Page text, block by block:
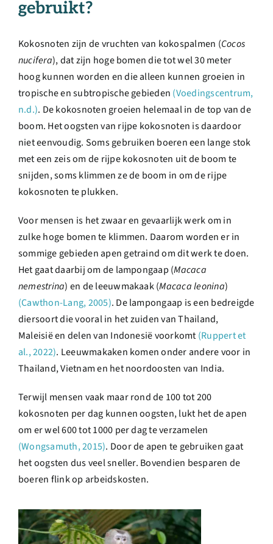
gebruikt?
Kokosnoten zijn de vruchten van kokospalmen (Cocos
nucifera), dat zijn hoge bomen die tot wel 30 meter
hoog kunnen worden en die alleen kunnen groeien in
tropische en subtropische gebieden (Voedingscentrum,
n.d.). De kokosnoten groeien helemaal in de top van de
boom. Het oogsten van rijpe kokosnoten is daardoor
niet eenvoudig. Soms gebruiken boeren een lange stok
met een zeis om de rijpe kokosnoten uit de boom te
snijden, soms klimmen ze de boom in om de rijpe
kokosnoten te plukken.
Voor mensen is het zwaar en gevaarlijk werk om in
zulke hoge bomen te klimmen. Daarom worden er in
sommige gebieden apen getraind om dit werk te doen.
Het gaat daarbij om de lampongaap (Macaca
nemestrina) en de leeuwmakaak (Macaca leonina)
(Cawthon-Lang, 2005). De lampongaap is een bedreigde
diersoort die vooral in het zuiden van Thailand,
Maleisië en delen van Indonesië voorkomt (Ruppert et
al., 2022). Leeuwmakaken komen onder andere voor in
Thailand, Vietnam en het noordoosten van India.
Terwijl mensen vaak maar rond de 100 tot 200
kokosnoten per dag kunnen oogsten, lukt het de apen
om er wel 600 tot 1000 per dag te verzamelen
(Wongsamuth, 2015). Door de apen te gebruiken gaat
het oogsten dus veel sneller. Bovendien besparen de
boeren flink op arbeidskosten.